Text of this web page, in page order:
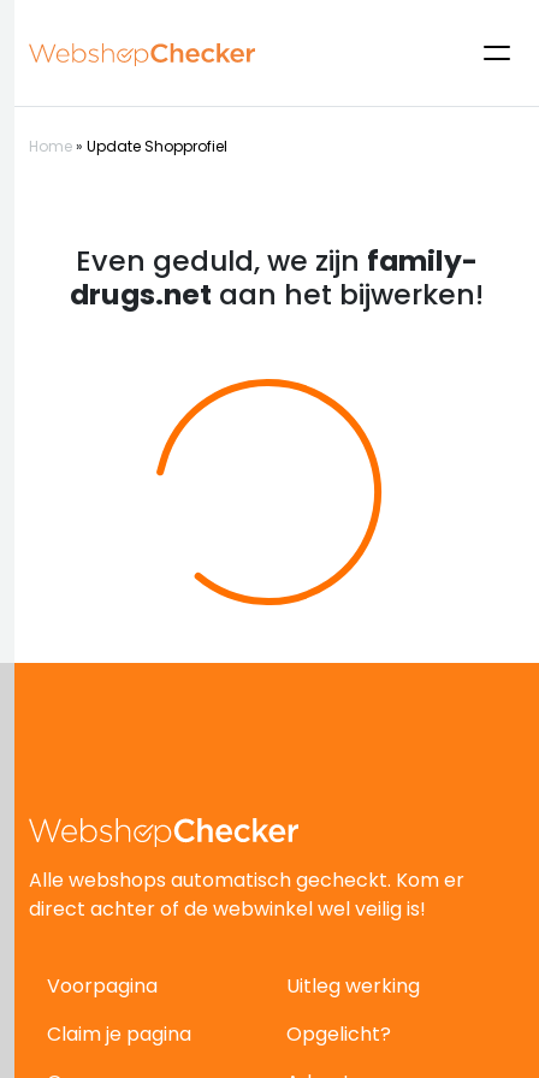
Home» Update Shopprofiel
Even geduld, we zijn family-
drugs.net aan het bijwerken!
Alle webshops automatisch gecheckt. Kom er
direct achter of de webwinkel wel veilig is!
Voorpagina
Uitleg werking
Claim je pagina
Opgelicht?